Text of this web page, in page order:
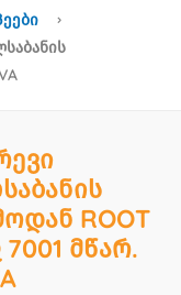
ROOT
7001 მწარ.